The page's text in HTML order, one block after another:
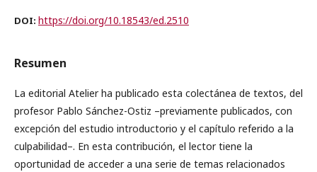
DOI: https://doi.org/10.18543/ed.2510
Resumen
La editorial Atelier ha publicado esta colectánea de textos, del
profesor Pablo Sánchez-Ostiz –previamente publicados, con
excepción del estudio introductorio y el capítulo referido a la
culpabilidad–. En esta contribución, el lector tiene la
oportunidad de acceder a una serie de temas relacionados